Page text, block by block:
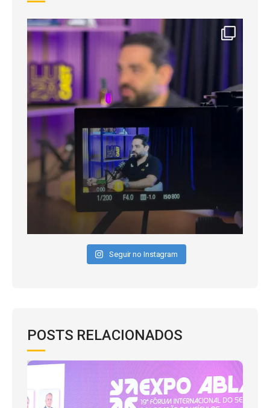
Seguir no Instagram
POSTS RELACIONADOS